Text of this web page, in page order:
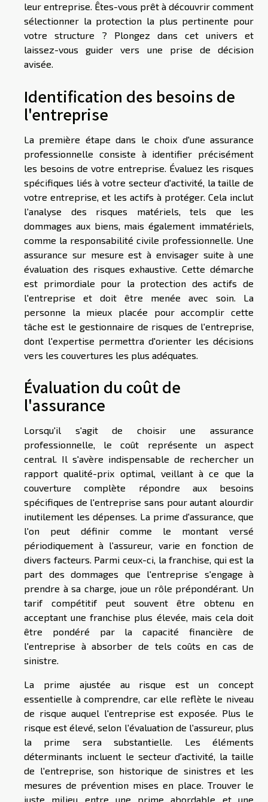
leur entreprise. Êtes-vous prêt à découvrir comment
sélectionner la protection la plus pertinente pour
votre structure ? Plongez dans cet univers et
laissez-vous guider vers une prise de décision
avisée.
Identification des besoins de
l'entreprise
La première étape dans le choix d'une assurance
professionnelle consiste à identifier précisément
les besoins de votre entreprise. Évaluez les risques
spécifiques liés à votre secteur d'activité, la taille de
votre entreprise, et les actifs à protéger. Cela inclut
l'analyse des risques matériels, tels que les
dommages aux biens, mais également immatériels,
comme la responsabilité civile professionnelle. Une
assurance sur mesure est à envisager suite à une
évaluation des risques exhaustive. Cette démarche
est primordiale pour la protection des actifs de
l'entreprise et doit être menée avec soin. La
personne la mieux placée pour accomplir cette
tâche est le gestionnaire de risques de l'entreprise,
dont l'expertise permettra d'orienter les décisions
vers les couvertures les plus adéquates.
Évaluation du coût de
l'assurance
Lorsqu'il s'agit de choisir une assurance
professionnelle, le coût représente un aspect
central. Il s'avère indispensable de rechercher un
rapport qualité-prix optimal, veillant à ce que la
couverture complète répondre aux besoins
spécifiques de l'entreprise sans pour autant alourdir
inutilement les dépenses. La prime d'assurance, que
l'on peut définir comme le montant versé
périodiquement à l'assureur, varie en fonction de
divers facteurs. Parmi ceux-ci, la franchise, qui est la
part des dommages que l'entreprise s'engage à
prendre à sa charge, joue un rôle prépondérant. Un
tarif compétitif peut souvent être obtenu en
acceptant une franchise plus élevée, mais cela doit
être pondéré par la capacité financière de
l'entreprise à absorber de tels coûts en cas de
sinistre.
La prime ajustée au risque est un concept
essentielle à comprendre, car elle reflète le niveau
de risque auquel l'entreprise est exposée. Plus le
risque est élevé, selon l'évaluation de l'assureur, plus
la prime sera substantielle. Les éléments
déterminants incluent le secteur d'activité, la taille
de l'entreprise, son historique de sinistres et les
mesures de prévention mises en place. Trouver le
juste milieu entre une prime abordable et une